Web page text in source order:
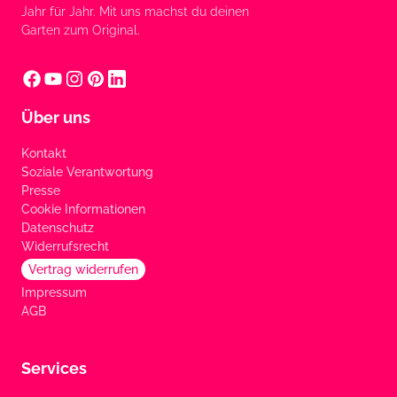
Jahr für Jahr. Mit uns machst du deinen
Garten zum Original.
Über uns
Kontakt
Soziale Verantwortung
Presse
Cookie Informationen
Datenschutz
Widerrufsrecht
Vertrag widerrufen
Impressum
AGB
Services